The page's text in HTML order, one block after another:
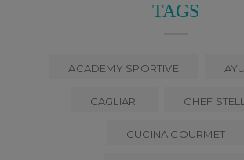
TAGS
ACADEMY SPORTIVE
CAGLIARI CHEF
CUCINA GOURMET